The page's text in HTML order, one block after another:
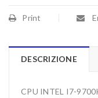
Print
DESCRIZIONE
CPU INTEL I7-